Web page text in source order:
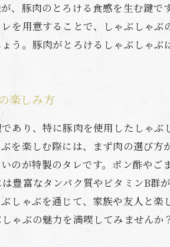
、豚肉のとろける食感を生む鍵
を用意することで、しゃぶしゃ
う。豚肉がとろけるしゃぶしゃぶ
楽しみ方
あり、特に豚肉を使用したしゃ
を楽しむ際には、まず肉の選び
のが特製のタレです。ポン酢や
豊富なタンパク質やビタミンB
しゃぶを通じて、家族や友人と
ゃぶの魅力を満喫してみませんか